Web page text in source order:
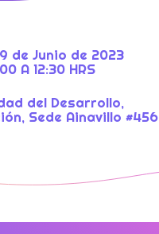
de Junio de 2023
A 12:30 HRS
del Desarrollo,
Sede Ainavillo #456